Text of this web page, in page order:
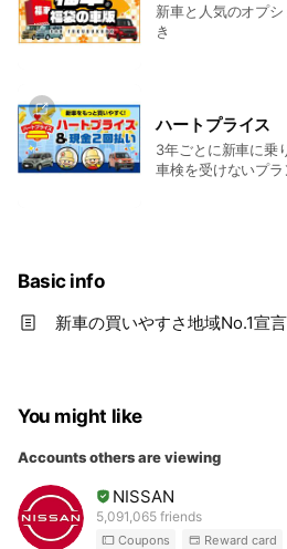
新車と人気のオプ
き
ハートプライス
3年ごとに新車に乗
車検を受けないプラ
Basic info
新車の買いやすさ地域No.1宣
You might like
Accounts others are viewing
NISSAN
5,091,065 friends
Coupons Reward card